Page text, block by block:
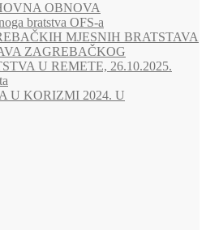
OBNOVA
bratstva OFS-a
MJESNIH BRATSTAVA
ZAGREBAČKOG
U REMETE, 26.10.2025.
U KORIZMI 2024. U